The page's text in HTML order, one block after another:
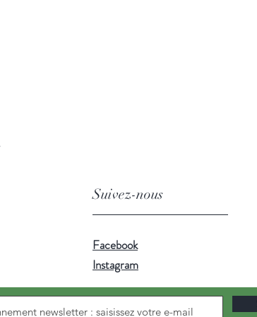
Suivez-nous
Facebook
Instagram